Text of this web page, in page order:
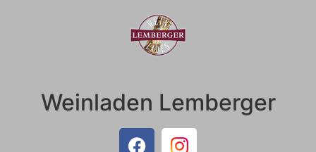
Weinladen Lemberger